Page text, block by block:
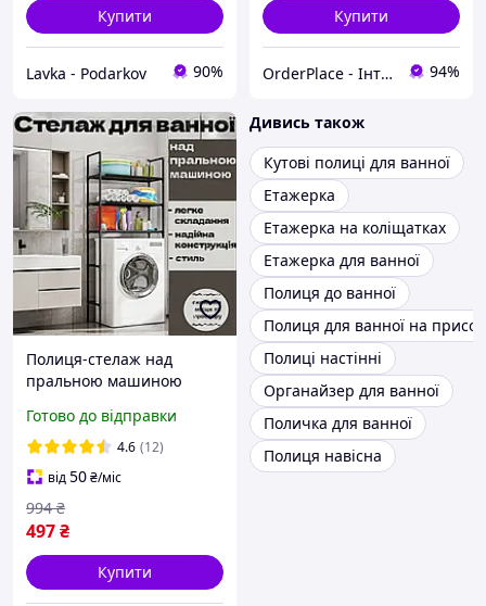
Купити
Lavka - Podarkov 90%
Купити
OrderPlace - Інтернет-магазин товарів для дому 94%
Полиця-стелаж над
пральною машиною
підлогова стійка над
стиралкою у ванну
кімнату
Готово до відправки
4.6 (12)
від50₴/міс
497₴
994 ₴
Купити
Дивись також
Кутові полиці для ванної
Етажерка
Етажерка на коліщатках
Етажерка для ванної
Полиця до ванної
Полиця для ванної на
Полиці настінні
Органайзер для ванної
Поличка для ванної
Полиця навісна